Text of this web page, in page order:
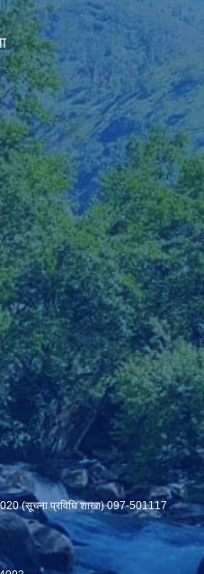
(सूचना प्रविधि शाखा) 097-501117